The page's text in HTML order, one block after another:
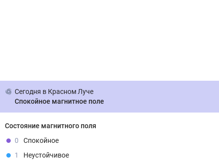
Сегодня в Красном Луче
Спокойное магнитное поле
Состояние магнитного поля
0
Спокойное
1
Неустойчивое